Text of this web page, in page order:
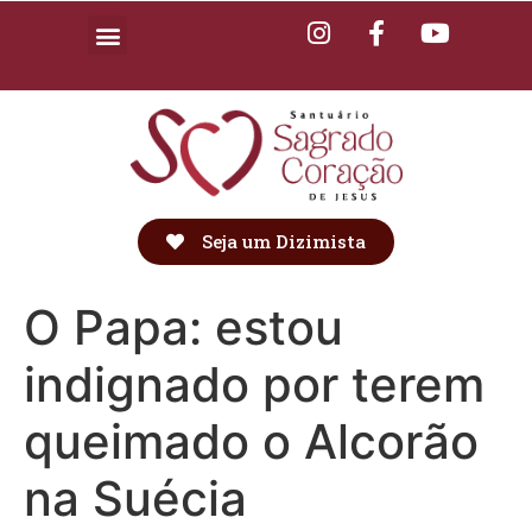
Seja um Dizimista
O Papa: estou
indignado por terem
queimado o Alcorão
na Suécia